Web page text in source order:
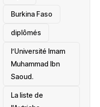
Burkina Faso
diplômés
l’Université Imam
Muhammad Ibn
Saoud.
‎La liste de